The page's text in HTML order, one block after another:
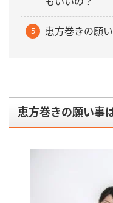
恵方巻きの願
恵方巻きの願い事